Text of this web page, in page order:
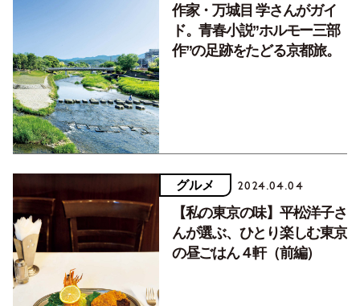
作家・万城目 学さんがガイ
ド。青春小説”ホルモー三部
作”の足跡をたどる京都旅。
グルメ 2024.04.04
【私の東京の味】平松洋子さ
んが選ぶ、ひとり楽しむ東京
の昼ごはん４軒（前編）